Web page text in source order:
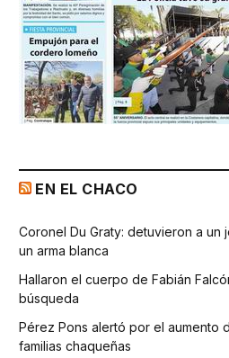
EN EL CHACO
Coronel Du Graty: detuvieron a un
un arma blanca
Hallaron el cuerpo de Fabián
búsqueda
Pérez Pons alertó por el aumento
familias chaqueñas